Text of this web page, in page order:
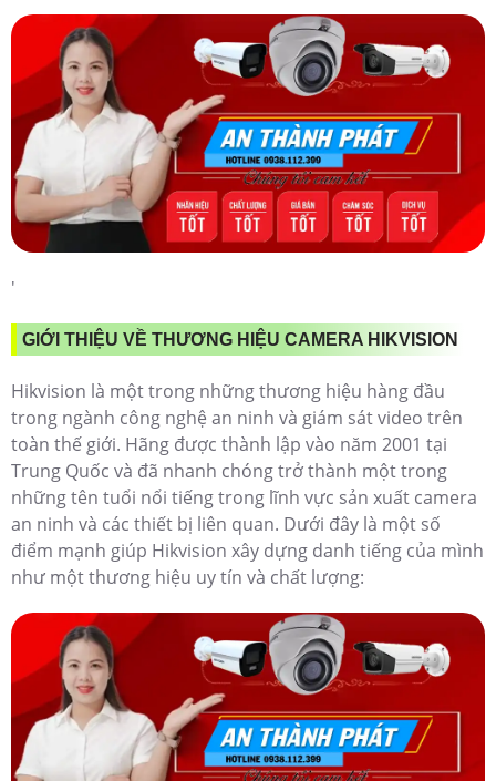
'
GIỚI THIỆU VỀ THƯƠNG HIỆU CAMERA HIKVISION
Hikvision là một trong những thương hiệu hàng đầu
trong ngành công nghệ an ninh và giám sát video trên
toàn thế giới. Hãng được thành lập vào năm 2001 tại
Trung Quốc và đã nhanh chóng trở thành một trong
những tên tuổi nổi tiếng trong lĩnh vực sản xuất camera
an ninh và các thiết bị liên quan. Dưới đây là một số
điểm mạnh giúp Hikvision xây dựng danh tiếng của mình
như một thương hiệu uy tín và chất lượng: